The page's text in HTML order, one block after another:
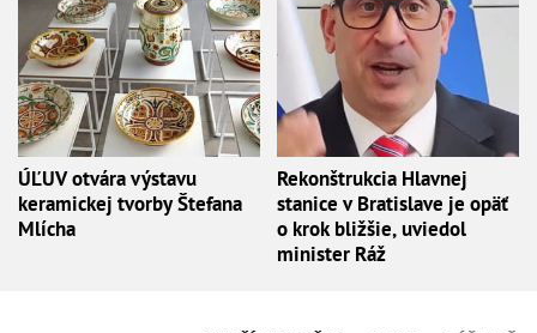
ÚĽUV otvára výstavu
keramickej tvorby Štefana
Mlícha
Rekonštrukcia Hlavnej
stanice v Bratislave je opäť
o krok bližšie, uviedol
minister Ráž